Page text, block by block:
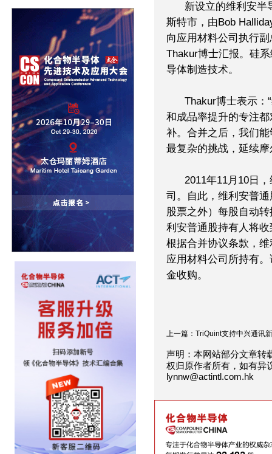
新设立的维利安半
斯特市，由Bob
向应用材料公司执行
Thakur博士汇报。硅
导体制造技术。
Thakur博士表示：“
和成品率提升的专注
补。合并之后，我们
最复杂的挑战，延续摩
2011年11月10日，
司。自此，维利安普
股票之外）每股自动
利安普通股持有人将
根据合并协议条款，
应用材料公司所持有
金收购。
上一篇：TriQuint支持中兴通讯
声明：本网站部分文章转
权归原作者所有，如有异
lynnw@actintl.com.hk